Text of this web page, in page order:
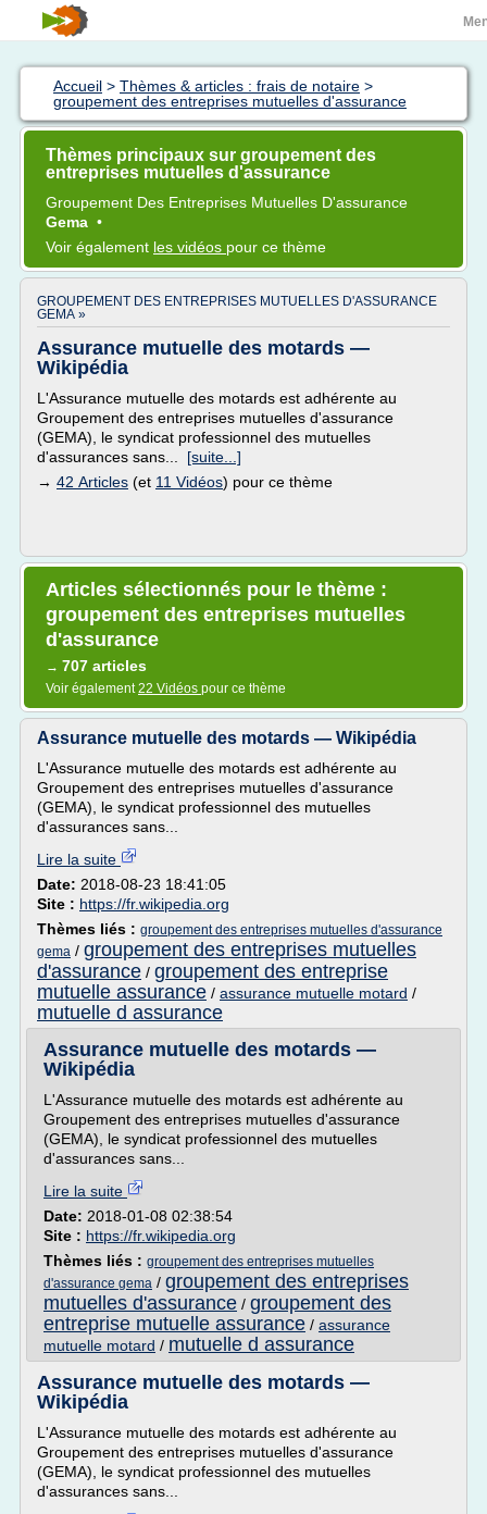
Accueil > Thèmes & articles : frais de notaire >
groupement des entreprises mutuelles d'assurance
Thèmes principaux sur groupement des
entreprises mutuelles d'assurance
Groupement Des Entreprises Mutuelles D'assurance
Gema •
Voir également les vidéos pour ce thème
GROUPEMENT DES ENTREPRISES MUTUELLES D'ASSURANCE
GEMA »
Assurance mutuelle des motards —
Wikipédia
L'Assurance mutuelle des motards est adhérente au
Groupement des entreprises mutuelles d'assurance
(GEMA), le syndicat professionnel des mutuelles
d'assurances sans... [suite...]
→ 42 Articles (et 11 Vidéos) pour ce thème
Articles sélectionnés pour le thème :
groupement des entreprises mutuelles
d'assurance
→ 707 articles
Voir également22 Vidéos pour ce thème
Assurance mutuelle des motards — Wikipédia
L'Assurance mutuelle des motards est adhérente au
Groupement des entreprises mutuelles d'assurance
(GEMA), le syndicat professionnel des mutuelles
d'assurances sans...
Lire la suite
Date: 2018-08-23 18:41:05
Site : https://fr.wikipedia.org
Thèmes liés : groupement des entreprises mutuelles d'assurance
gema / groupement des entreprises mutuelles
d'assurance / groupement des entreprise
mutuelle assurance / assurance mutuelle motard /
mutuelle d assurance
Assurance mutuelle des motards —
Wikipédia
L'Assurance mutuelle des motards est adhérente au
Groupement des entreprises mutuelles d'assurance
(GEMA), le syndicat professionnel des mutuelles
d'assurances sans...
Lire la suite
Date: 2018-01-08 02:38:54
Site : https://fr.wikipedia.org
Thèmes liés : groupement des entreprises mutuelles
d'assurance gema / groupement des entreprises
mutuelles d'assurance / groupement des
entreprise mutuelle assurance / assurance
mutuelle motard / mutuelle d assurance
Assurance mutuelle des motards —
Wikipédia
L'Assurance mutuelle des motards est adhérente au
Groupement des entreprises mutuelles d'assurance
(GEMA), le syndicat professionnel des mutuelles
d'assurances sans...